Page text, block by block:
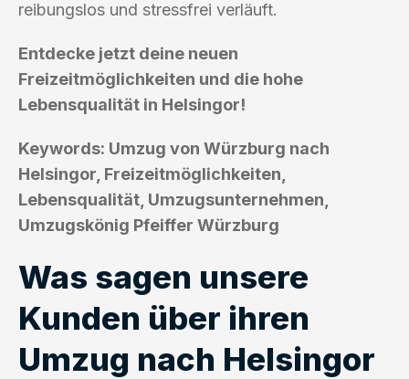
reibungslos und stressfrei verläuft.
Entdecke jetzt deine neuen
Freizeitmöglichkeiten und die hohe
Lebensqualität in Helsingor!
Keywords: Umzug von Würzburg nach
Helsingor, Freizeitmöglichkeiten,
Lebensqualität, Umzugsunternehmen,
Umzugskönig Pfeiffer Würzburg
Was sagen unsere
Kunden über ihren
Umzug nach Helsingor